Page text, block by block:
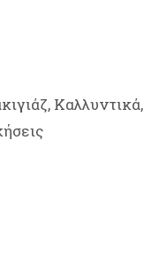
Καλλυντικά,